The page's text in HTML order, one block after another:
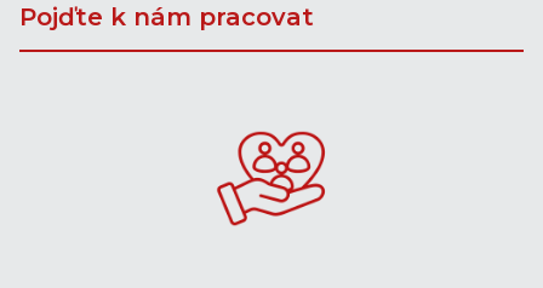
Pojďte k nám pracovat